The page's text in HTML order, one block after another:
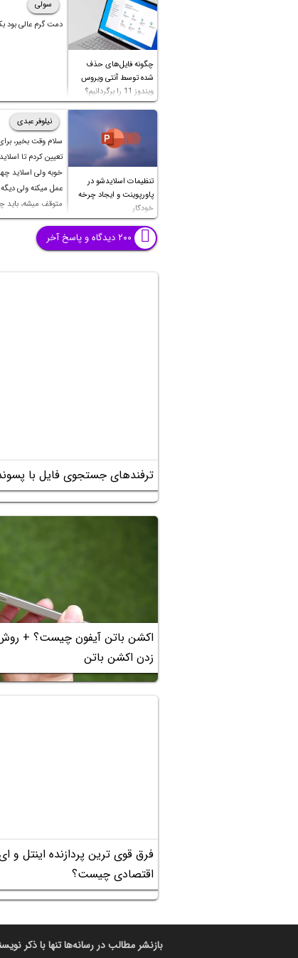
چگونه فایل‌های حذف
شده توسط آنتی ویروس
ویندوز 11 را برگردانیم؟
سولی
دمت گرم عالی بود
تنظیمات اسلایدشو در
پاورپوینت و ایجاد چرخه
خودکار
نیلوفر عبدی
سلام وقت بخیر،
تعیین کردم تا
خوبه ولی اسلاید
عمل میکنه ولی دیگه
متوقف میشه، باید
بشه؟ تایم صفحات
هست و اسلاید
دقیقه هست
۲۰۰ دیدگاه و پاسخ آخر
ترفندهای جستجوی فایل با
اکشن باتن آیفون چیست؟ + روش
زدن اکشن باتن
فرق قوی ترین پردازنده اینتل و
اقتصادی چیست؟
بازنشر مطالب در رسانه‌ها تنها با ذکر